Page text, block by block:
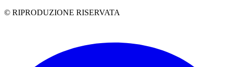
© RIPRODUZIONE RISERVATA